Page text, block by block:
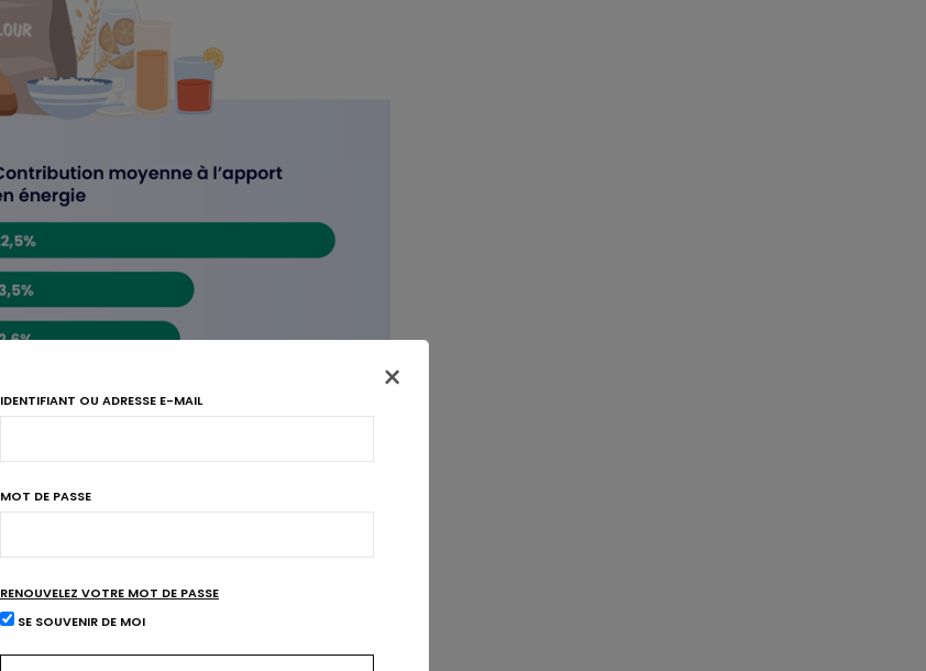
×
IDENTIFIANT OU ADRESSE E-MAIL
MOT DE PASSE
RENOUVELEZ VOTRE MOT DE PASSE
SE SOUVENIR DE MOI